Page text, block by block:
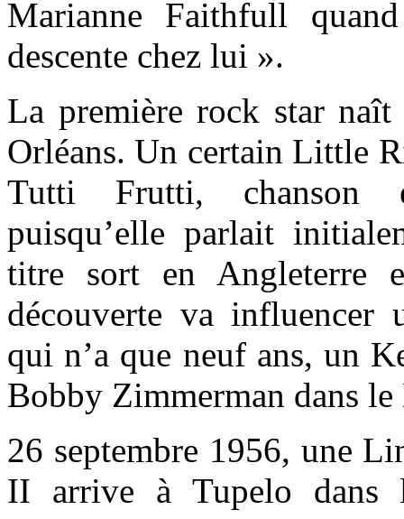
Marianne Faithfull
descente chez lui ».
La première rock star
Orléans. Un certain Little
Tutti Frutti, chanson
puisqu’elle parlait
titre sort en Angleterre
découverte va influencer
qui n’a que neuf ans, un
Bobby Zimmerman dans
26 septembre 1956, une
II arrive à Tupelo dans